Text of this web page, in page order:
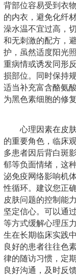
背部位容易受到衣
的内衣，避免化纤
澡水温不宜过高，
和无刺激的配方，
护，虽然适度阳光
重病情或诱发同形
损部位。同时保持
适当补充富含酪氨
为黑色素细胞的修
心理因素在皮
的重要角色，临床
多患者因后背白斑
郁等负面情绪，这
泌免疫网络影响机
性循环。建议您正
皮肤问题的控制能
坚定信心。可以通
等方式缓解心理压
生在长期临床实践
良好的患者往往色
律的随访习惯，定
良好沟通，及时反